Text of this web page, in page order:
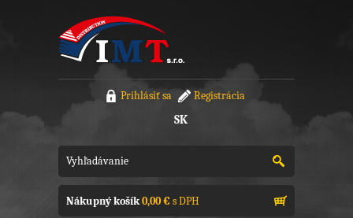
Prihlásiť sa Registrácia
SK
Nákupný košík0,00 €s DPH